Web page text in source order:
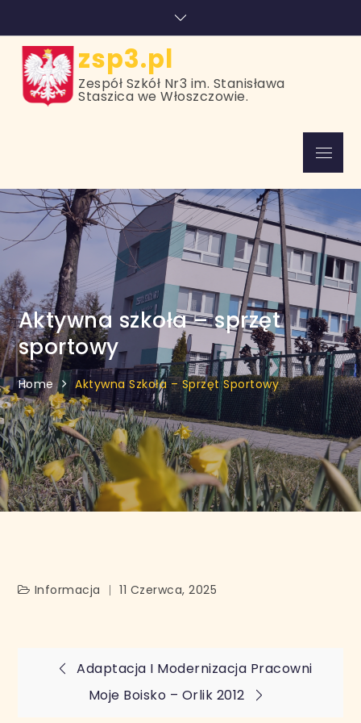
content
zsp3.pl
Zespół Szkół Nr3 im. Stanisława
Staszica we Włoszczowie.
Menu
Aktywna szkoła – sprzęt
sportowy
Home Aktywna Szkoła – Sprzęt Sportowy
Informacja 11 Czerwca, 2025
Nawigacja
Adaptacja I Modernizacja Pracowni
Moje Boisko – Orlik 2012